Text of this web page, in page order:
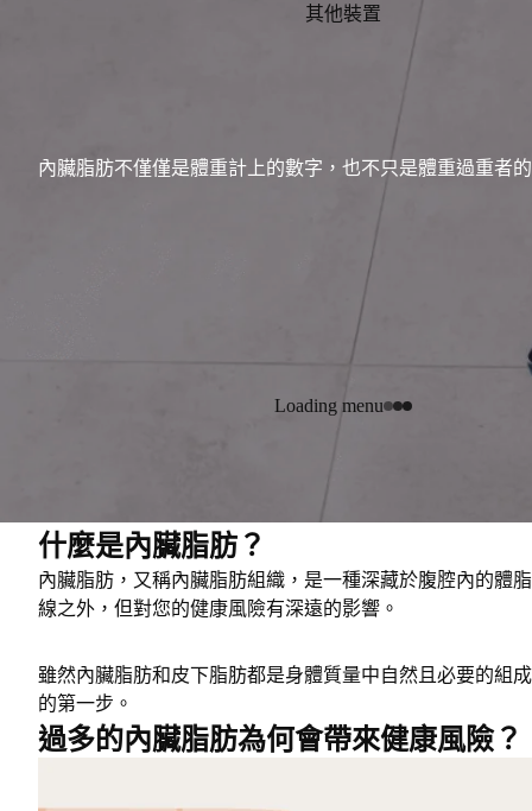
其他裝置
Loading menu
內臟脂肪不僅僅是體重計上的數字，也不只是體重過重者
什麼是內臟脂肪？
內臟脂肪，又稱內臟脂肪組織，是一種深藏於腹腔內的體
線之外，但對您的健康風險有深遠的影響 。
雖然內臟脂肪和皮下脂肪都是身體質量中自然且必要的組
的第一步。
過多的內臟脂肪為何會帶來健康風險？